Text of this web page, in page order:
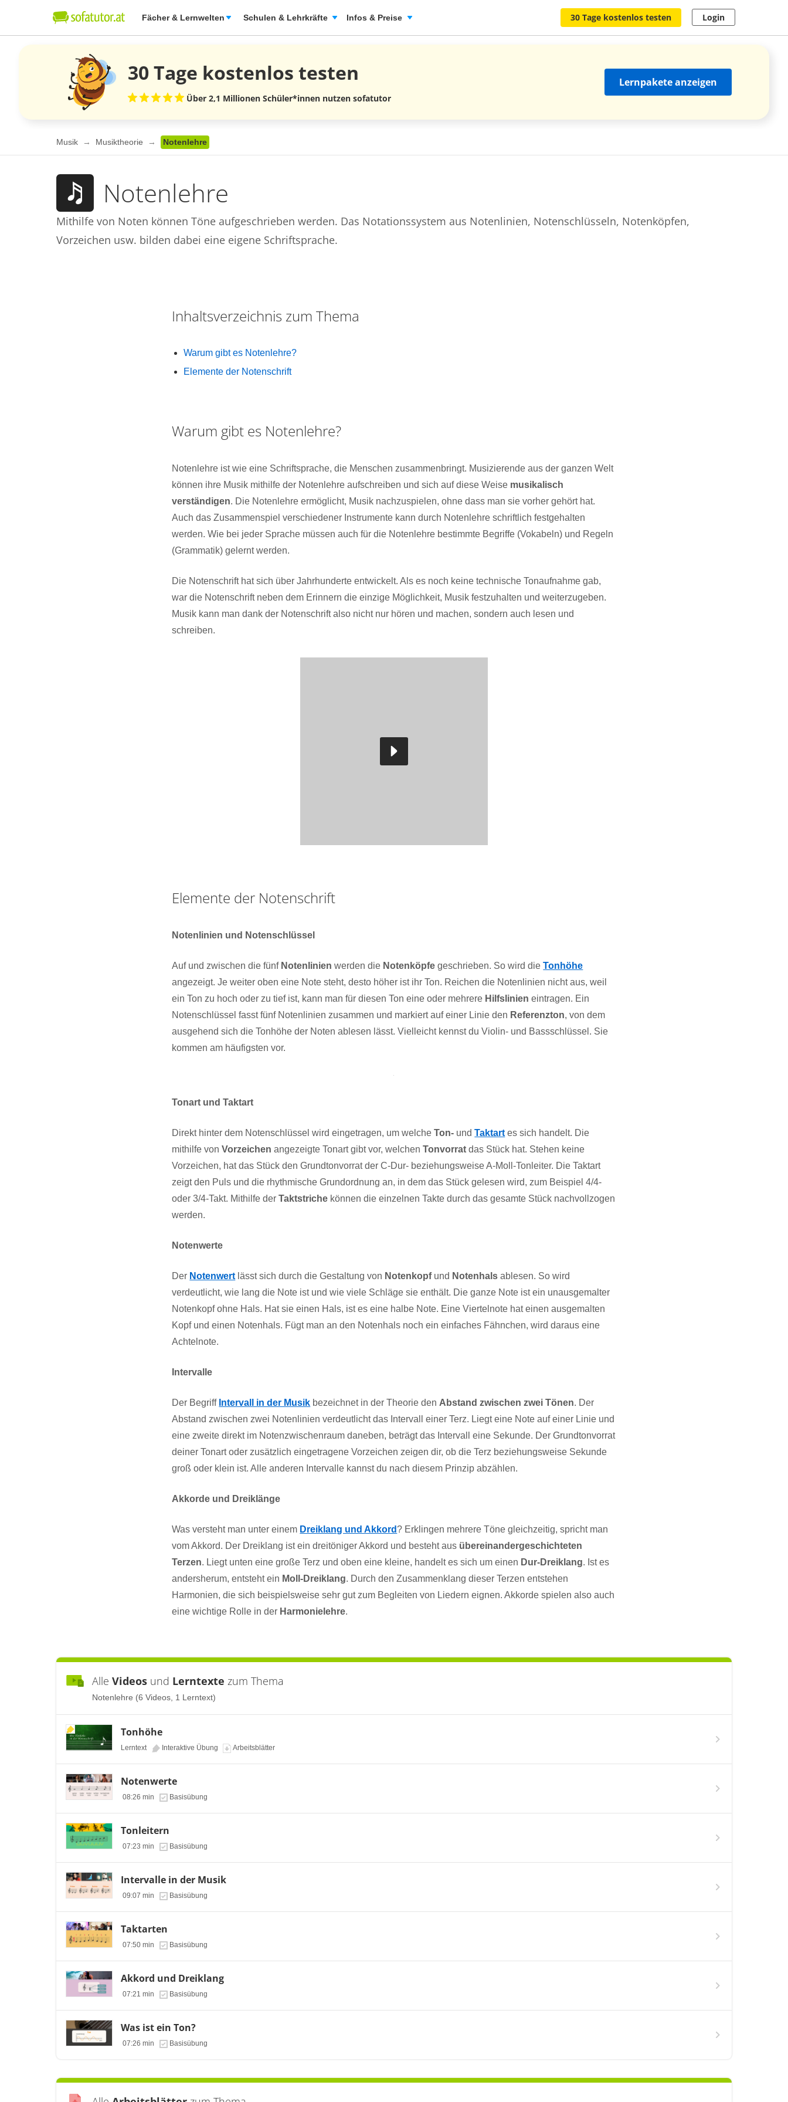
Fächer & Lernwelten Schulen & Lehrkräfte Infos & Preise 30 Tage kostenlos testen Login
30 Tage kostenlos testen
Über 2,1 Millionen Schüler*innen nutzen sofatutor
Lernpakete anzeigen
Musik Musiktheorie Notenlehre
Notenlehre
Mithilfe von Noten können Töne aufgeschrieben werden. Das Notationssystem aus Notenlinien, Notenschlüsseln, Notenköpfen,
Vorzeichen usw. bilden dabei eine eigene Schriftsprache.
Inhaltsverzeichnis zum Thema
Warum gibt es Notenlehre?
Elemente der Notenschrift
Warum gibt es Notenlehre?
Notenlehre ist wie eine Schriftsprache, die Menschen zusammenbringt. Musizierende aus der ganzen Welt
können ihre Musik mithilfe der Notenlehre aufschreiben und sich auf diese Weise musikalisch
verständigen. Die Notenlehre ermöglicht, Musik nachzuspielen, ohne dass man sie vorher gehört hat.
Auch das Zusammenspiel verschiedener Instrumente kann durch Notenlehre schriftlich festgehalten
werden. Wie bei jeder Sprache müssen auch für die Notenlehre bestimmte Begriffe (Vokabeln) und Regeln
(Grammatik) gelernt werden.
Die Notenschrift hat sich über Jahrhunderte entwickelt. Als es noch keine technische Tonaufnahme gab,
war die Notenschrift neben dem Erinnern die einzige Möglichkeit, Musik festzuhalten und weiterzugeben.
Musik kann man dank der Notenschrift also nicht nur hören und machen, sondern auch lesen und
schreiben.
Elemente der Notenschrift
Notenlinien und Notenschlüssel
Auf und zwischen die fünf Notenlinien werden die Notenköpfe geschrieben. So wird dieTonhöhe
angezeigt. Je weiter oben eine Note steht, desto höher ist ihr Ton. Reichen die Notenlinien nicht aus, weil
ein Ton zu hoch oder zu tief ist, kann man für diesen Ton eine oder mehrere Hilfslinien eintragen. Ein
Notenschlüssel fasst fünf Notenlinien zusammen und markiert auf einer Linie den Referenzton, von dem
ausgehend sich die Tonhöhe der Noten ablesen lässt. Vielleicht kennst du Violin- und Bassschlüssel. Sie
kommen am häufigsten vor.
Tonart und Taktart
Direkt hinter dem Notenschlüssel wird eingetragen, um welcheTon- undTaktart es sich handelt. Die
mithilfe vonVorzeichen angezeigte Tonart gibt vor, welchenTonvorrat das Stück hat. Stehen keine
Vorzeichen, hat das Stück den Grundtonvorrat der C-Dur- beziehungsweise A-Moll-Tonleiter. Die Taktart
zeigt den Puls und die rhythmische Grundordnung an, in dem das Stück gelesen wird, zum Beispiel 4/4-
oder 3/4-Takt. Mithilfe derTaktstriche können die einzelnen Takte durch das gesamte Stück nachvollzogen
werden.
Notenwerte
Der Notenwert lässt sich durch die Gestaltung von Notenkopfund Notenhals ablesen. So wird
verdeutlicht, wie lang die Note ist und wie viele Schläge sie enthält. Die ganze Note ist ein unausgemalter
Notenkopf ohne Hals. Hat sie einen Hals, ist es eine halbe Note. Eine Viertelnote hat einen ausgemalten
Kopf und einen Notenhals. Fügt man an den Notenhals noch ein einfaches Fähnchen, wird daraus eine
Achtelnote.
Intervalle
Der Begriff Intervall in der Musik bezeichnet in der Theorie den Abstand zwischen zwei Tönen. Der
Abstand zwischen zwei Notenlinien verdeutlicht das Intervall einer Terz. Liegt eine Note auf einer Linie und
eine zweite direkt im Notenzwischenraum daneben, beträgt das Intervall eine Sekunde. Der Grundtonvorrat
deiner Tonart oder zusätzlich eingetragene Vorzeichen zeigen dir, ob die Terz beziehungsweise Sekunde
groß oder klein ist. Alle anderen Intervalle kannst du nach diesem Prinzip abzählen.
Akkorde und Dreiklänge
Was versteht man unter einem Dreiklang und Akkord ? Erklingen mehrere Töne gleichzeitig, spricht man
vom Akkord. Der Dreiklang ist ein dreitöniger Akkord und besteht aus übereinandergeschichteten
Terzen. Liegt unten eine große Terz und oben eine kleine, handelt es sich um einen Dur-Dreiklang. Ist es
andersherum, entsteht ein Moll-Dreiklang. Durch den Zusammenklang dieser Terzen entstehen
Harmonien, die sich beispielsweise sehr gut zum Begleiten von Liedern eignen. Akkorde spielen also auch
eine wichtige Rolle in der Harmonielehre.
Alle Videos und Lerntexte zum Thema
Notenlehre (6 Videos, 1 Lerntext)
Tonhöhe
Lerntext Interaktive Übung Arbeitsblätter
Notenwerte
08:26 min Basisübung
Tonleitern
07:23 min Basisübung
Intervalle in der Musik
09:07 min Basisübung
Taktarten
07:50 min Basisübung
Akkord und Dreiklang
07:21 min Basisübung
Was ist ein Ton?
07:26 min Basisübung